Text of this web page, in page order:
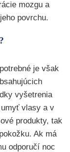
mozgu a
povrchu.
je však
vyšetrenia
vlasy a v
produkty, tak
Ak má
odporučí noc